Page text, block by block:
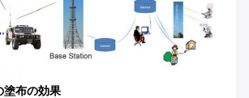
塗布の効果